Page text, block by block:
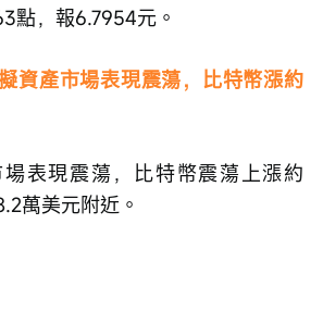
點，報6.7954元。
資產市場表現震蕩，比特幣漲約
表現震蕩，比特幣震蕩上漲約
萬美元附近。